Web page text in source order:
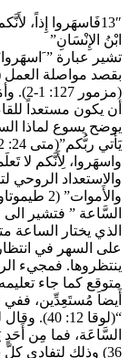
13″فَاسهَروا إِذاً،
ابْنُ الإِنْسَانِ”
تشير عبارة ”
أن يكون مستعداً
يوضح يسوع لماذا
والاستعداد الروحي
السَّاعة ” فتشير
الذي يختار الساعة
على السهر في
ينتظروها. فمجيء
متوقع كما جاء
أَيضاَ مُستَعِدِّين، ففي
“(لوقا
36) وذلك لتفادي